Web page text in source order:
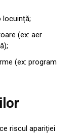
locuință;
(ex: aer
(ex: program
riscul apariției